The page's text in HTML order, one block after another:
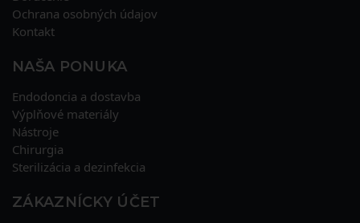
Ochrana osobných údajov
Kontakt
NAŠA PONUKA
Endodoncia a dostavba
Výplňové materiály
Nástroje
Chirurgia
Sterilizácia a dezinfekcia
ZÁKAZNÍCKY ÚČET